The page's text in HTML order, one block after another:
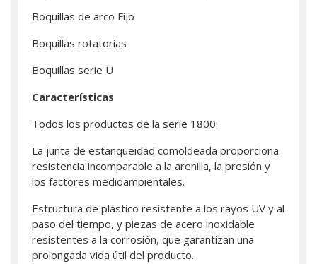
Boquillas de arco Fijo
Boquillas rotatorias
Boquillas serie U
Características
Todos los productos de la serie 1800:
La junta de estanqueidad comoldeada proporciona
resistencia incomparable a la arenilla, la presión y
los factores medioambientales.
Estructura de plástico resistente a los rayos UV y al
paso del tiempo, y piezas de acero inoxidable
resistentes a la corrosión, que garantizan una
prolongada vida útil del producto.